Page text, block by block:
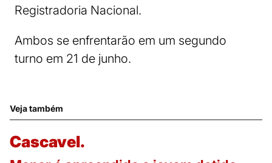
Registradoria Nacional.
Ambos se enfrentarão em um segundo
turno em 21 de junho.
Veja também
Cascavel.